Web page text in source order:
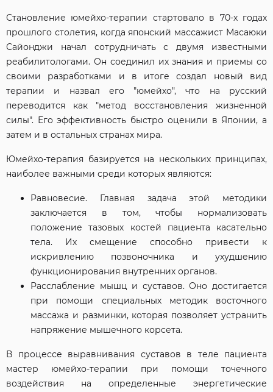
Становление юмейхо-терапии стартовало в 70-х годах
прошлого столетия, когда японский массажист Масаюки
Сайонджи начал сотрудничать с двумя известными
реабилитологами. Он соединил их знания и приемы со
своими разработками и в итоге создал новый вид
терапии и назвал его "юмейхо", что на русский
переводится как "метод восстановления жизненной
силы". Его эффективность быстро оценили в Японии, а
затем и в остальных странах мира.
Юмейхо-терапия базируется на нескольких принципах,
наиболее важными среди которых являются:
Равновесие. Главная задача этой методики
заключается в том, чтобы нормализовать
положение тазовых костей пациента касательно
тела. Их смещение способно привести к
искривлению позвоночника и ухудшению
функционирования внутренних органов.
Расслабление мышц и суставов. Оно достигается
при помощи специальных методик восточного
массажа и разминки, которая позволяет устранить
напряжение мышечного корсета.
В процессе выравнивания суставов в теле пациента
мастер юмейхо-терапии при помощи точечного
воздействия на определенные энергетические